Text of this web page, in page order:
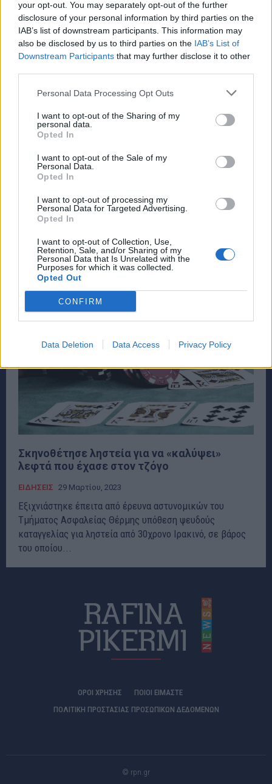
your opt-out. You may separately opt-out of the further
disclosure of your personal information by third parties on the
IAB’s list of downstream participants. This information may
also be disclosed by us to third parties on the IAB’s List of
Downstream Participants that may further disclose it to other
Personal Data Processing Opt Outs
I want to opt-out of the Sharing of my
personal data.
Opted In
I want to opt-out of the Sale of my
Personal Data.
Opted In
I want to opt-out of processing my
Personal Data for Targeted Advertising.
Opted In
I want to opt-out of Collection, Use,
Retention, Sale, and/or Sharing of my
Personal Data that Is Unrelated with the
Purposes for which it was collected.
Opted Out
CONFIRM
Data Deletion Data Access Privacy Policy
Μαθητές απείλησαν με μαχαίρι συνομήλικό
ΕΙΔΗΣΕΙΣ 24 Φεβρουαρίου, 2024
στον Βόλο όταν μαθητές απειλούσαν εδώ και αρκετό
καιρό συμμαθητή τους ζητώντας του χρήματα
παίζουν τυχερά...
Σκηνοθέτησε ληστεία για να «καλύψει»
λεφτά που έχασε στον τζόγο
ΕΙΔΗΣΕΙΣ 29 Μαρτίου, 2023
Εξιχνιάστηκε έπειτα από έρευνα αστυνομικών του
Τμήματος Ασφαλείας Θέρμης υπόθεση ψευδούς
καταγγελίας για ληστεία από 30χρονο Ιρακινό, σε βάρος
του οποίου...
ΟΡΟΙ ΧΡΗΣΗΣ
ΠΟΙΟΊ ΕΊΜΑΣΤΕ
ΠΟΛΙΤΙΚΗ ΠΡΟΣΤΑΣΙΑΣ ΠΡΟΣΩΠΙΚΩΝ ΔΕΔΟΜΕΝΩΝ
© rpn.gr